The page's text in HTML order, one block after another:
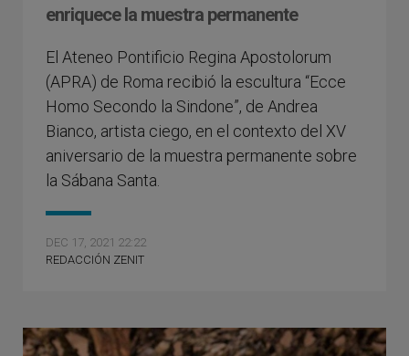
enriquece la muestra permanente
El Ateneo Pontificio Regina Apostolorum
(APRA) de Roma recibió la escultura “Ecce
Homo Secondo la Sindone”, de Andrea
Bianco, artista ciego, en el contexto del XV
aniversario de la muestra permanente sobre
la Sábana Santa.
DEC 17, 2021 22:22
REDACCIÓN ZENIT